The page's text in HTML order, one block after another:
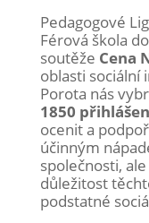
Pedagogové
Férová škola
soutěže Cena
oblasti sociální
Porota nás
1850
ocenit a
účinným
společnosti,
důležitost
podstatné